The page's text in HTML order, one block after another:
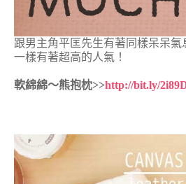
跟男主角平匡先生有著同樣呆呆氣
一樣有著超高的人氣！
軟綿綿～熊抱枕>>http://bit.ly/